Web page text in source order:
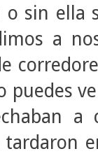
o sin ella
a
puedes
a